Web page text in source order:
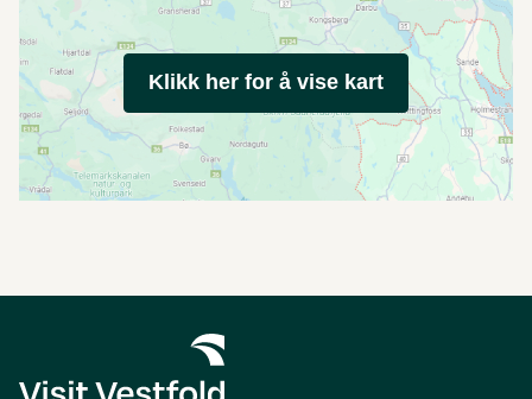
Klikk her for å vise kart